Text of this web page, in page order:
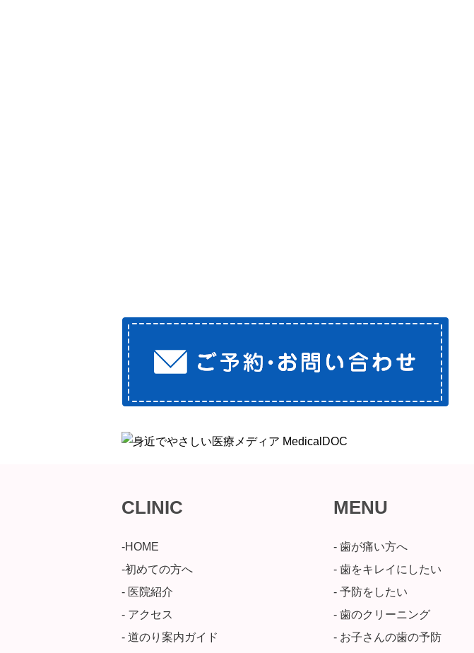
CLINIC
-HOME
-初めての方へ
- 医院紹介
- アクセス
- 道のり案内ガイド
MENU
- 歯が痛い方へ
- 歯をキレイにしたい
- 予防をしたい
- 歯のクリーニング
- お子さんの歯の予防